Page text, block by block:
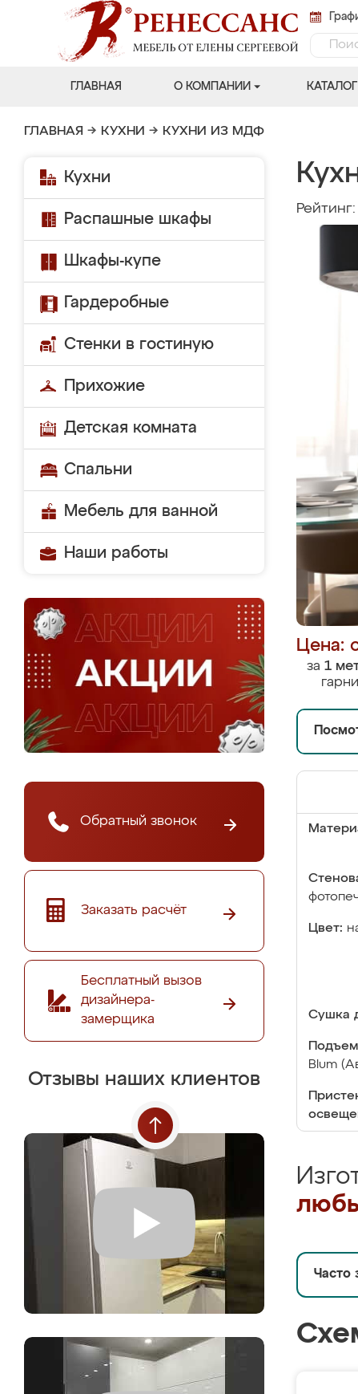
ГЛАВНАЯ О КОМПАНИИ КАТАЛОГ
ГЛАВНАЯ → КУХНИ → КУХНИ ИЗ МДФ
Кухни
Распашные шкафы
Шкафы-купе
Гардеробные
Стенки в гостиную
Прихожие
Детская комната
Спальни
Мебель для ванной
Наши работы
Обратный звонок
Заказать расчёт
Бесплатный вызов
дизайнера-
замерщика
Отзывы наших клиентов
Рейтинг:
Цена:
за 1
Цвет:
Сушка
Blum
Часто